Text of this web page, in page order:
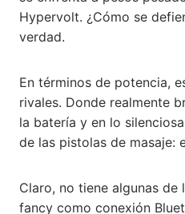
Hypervolt. ¿Cómo se
verdad.
En términos de potencia,
rivales. Donde realmente
la batería y en lo
de las pistolas de masaje:
Claro, no tiene algunas de
fancy como conexión